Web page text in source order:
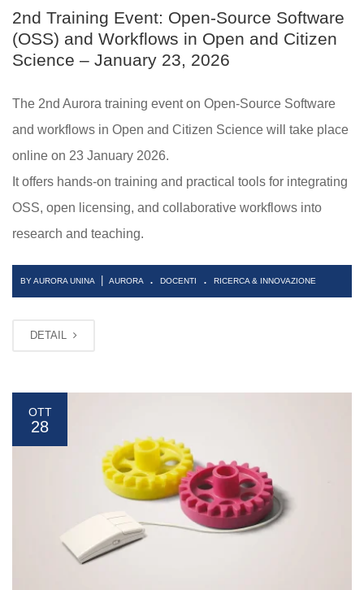
2nd Training Event: Open-Source Software
(OSS) and Workflows in Open and Citizen
Science – January 23, 2026
The 2nd Aurora training event on Open-Source Software
and workflows in Open and Citizen Science will take place
online on 23 January 2026.
It offers hands-on training and practical tools for integrating
OSS, open licensing, and collaborative workflows into
research and teaching.
BY AURORA UNINA | AURORA . DOCENTI . RICERCA & INNOVAZIONE
DETAIL
OTT
28